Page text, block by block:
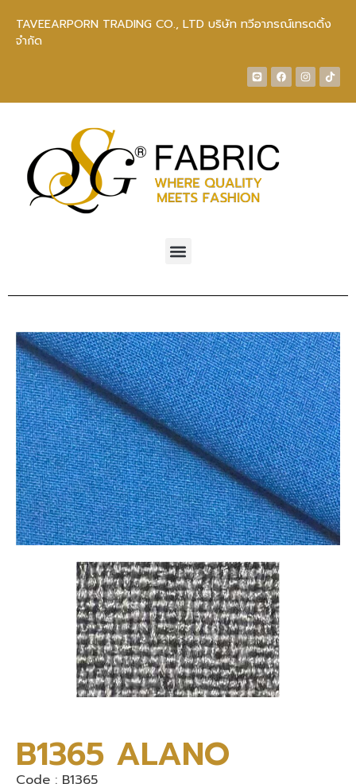
TAVEEARPORN TRADING CO., LTD บริษัท ทวีอาภรณ์เทรดดิ้ง
จำกัด
B1365 ALANO
Code : B1365